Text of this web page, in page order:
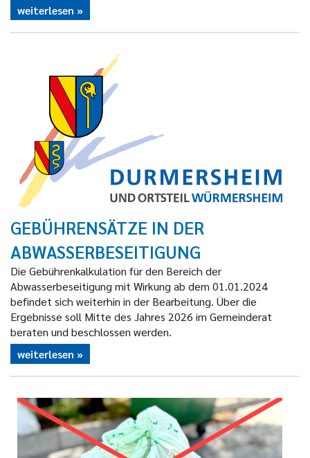
weiterlesen
GEBÜHRENSÄTZE IN DER
ABWASSERBESEITIGUNG
Die Gebührenkalkulation für den Bereich der
Abwasserbeseitigung mit Wirkung ab dem 01.01.2024
befindet sich weiterhin in der Bearbeitung. Über die
Ergebnisse soll Mitte des Jahres 2026 im Gemeinderat
beraten und beschlossen werden.
weiterlesen